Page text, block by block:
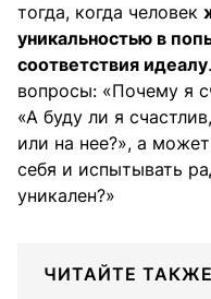
тогда, когда человек
уникальностью в
соответствия идеалу
вопросы: «Почему я
«А буду ли я
или на нее?», а
себя и испытывать
уникален?»
ЧИТАЙТЕ ТАКЖЕ